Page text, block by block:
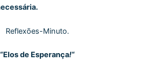
Reflexões-Minuto.
“Elos de Esperança!“